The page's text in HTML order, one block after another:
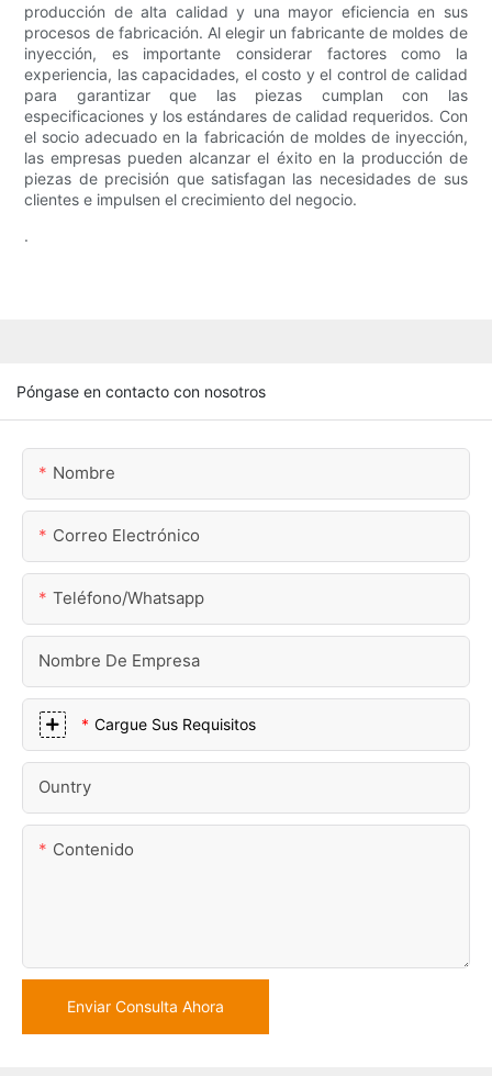
producción de alta calidad y una mayor eficiencia en sus
procesos de fabricación. Al elegir un fabricante de moldes de
inyección, es importante considerar factores como la
experiencia, las capacidades, el costo y el control de calidad
para garantizar que las piezas cumplan con las
especificaciones y los estándares de calidad requeridos. Con
el socio adecuado en la fabricación de moldes de inyección,
las empresas pueden alcanzar el éxito en la producción de
piezas de precisión que satisfagan las necesidades de sus
clientes e impulsen el crecimiento del negocio.
.
Póngase en contacto con nosotros
Nombre
Correo Electrónico
Teléfono/whatsapp
Nombre De Empresa
Cargue Sus Requisitos
Ountry
Contenido
Enviar Consulta Ahora